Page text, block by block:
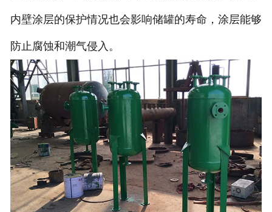
内壁涂层的保护情况也会影响储罐的寿命，涂层能够
防止腐蚀和潮气侵入。